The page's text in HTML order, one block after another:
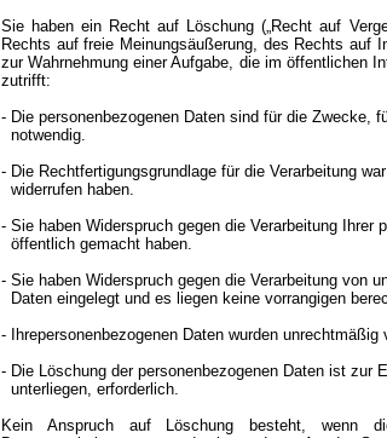
Sie haben ein Recht auf Löschung („Recht auf
Rechts auf freie Meinungsäußerung, des Rechts auf
zur Wahrnehmung einer Aufgabe, die im öffentlichen
zutrifft:
- Die personenbezogenen Daten sind für die Zwecke,
notwendig.
- Die Rechtfertigungsgrundlage für die Verarbeitung
widerrufen haben.
- Sie haben Widerspruch gegen die Verarbeitung Ihrer
öffentlich gemacht haben.
- Sie haben Widerspruch gegen die Verarbeitung von
Daten eingelegt und es liegen keine vorrangigen
- Ihrepersonenbezogenen Daten wurden unrechtmäßig
- Die Löschung der personenbezogenen Daten ist zur
unterliegen, erforderlich.
Kein Anspruch auf Löschung besteht, wenn